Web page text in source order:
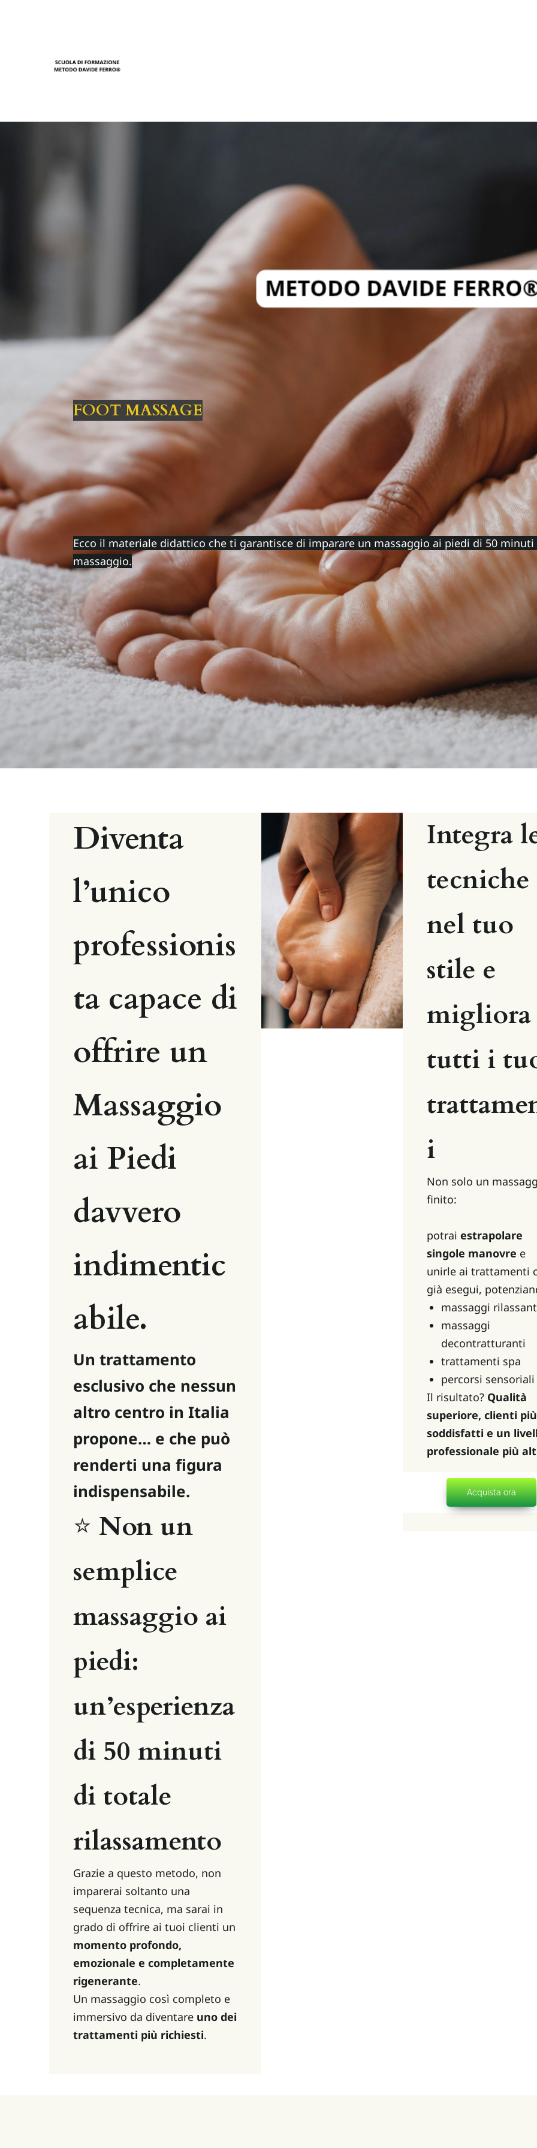
FOOT MASSAGE
Ecco il materiale didattico che ti garantisce di imparare un massaggio ai piedi di 50
massaggio.
Diventa
l’unico
professionis
ta capace di
offrire un
Massaggio
ai Piedi
davvero
indimentic
abile.
Un trattamento
esclusivo che nessun
altro centro in Italia
propone… e che può
renderti una figura
indispensabile.
⭐ Non un
semplice
massaggio ai
piedi:
un’esperienza
di 50 minuti
di totale
rilassamento
Grazie a questo metodo, non
imparerai soltanto una
sequenza tecnica, ma sarai in
momento profondo,
emozionale e completamente
rigenerante.
Un massaggio così completo e
immersivo da diventare uno dei
trattamenti più richiesti.
Integra
tecniche
nel tuo
stile e
migliora
tutti i
i
Non solo un
finito:
potrai estrapolare
singole manovre e
unirle ai trattamenti
già esegui,
massaggi
massaggi
decontratturanti
trattamenti spa
percorsi sensoriali
Il risultato? Qualità
superiore, clienti più
soddisfatti e un
professionale più
Acquista ora